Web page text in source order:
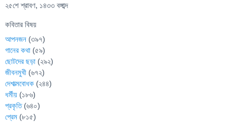
২৫শে শ্রাবণ, ১৪৩৩ বঙ্গাব্দ
কবিতার বিষয়
আপনজন (৩৯৭)
গানের কথা (৫৯)
ছোটদের ছড়া (২৯২)
জীবনমুখী (৬৭২)
দেশাত্মবোধক (২৪৪)
ধর্মীয় (১৮৬)
প্রকৃতি(৬৪০)
প্রেম (৮১৫)